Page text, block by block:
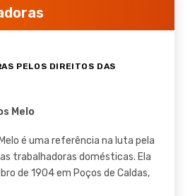
PELOS DIREITOS DAS
Melo
é uma referência na luta pela
trabalhadoras domésticas. Ela
de 1904 em Poços de Caldas,